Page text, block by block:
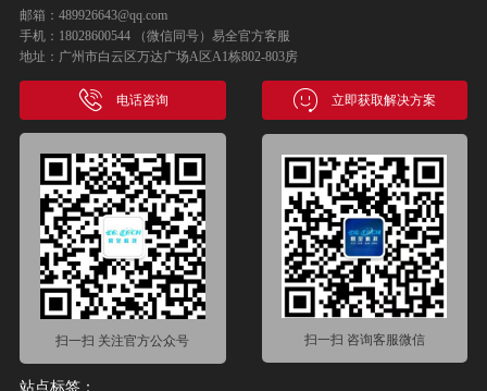
邮箱：489926643@qq.com
手机：18028600544 （微信同号）易全官方客服
地址：广州市白云区万达广场A区A1栋802-803房
电话咨询 立即获取解决方案
扫一扫 关注官方公众号 扫一扫 咨询客服微信
站点标签：